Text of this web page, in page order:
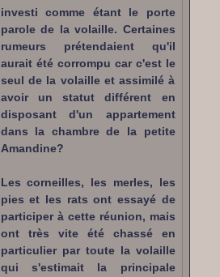
investi comme étant le porte
parole de la volaille. Certaines
rumeurs prétendaient qu'il
aurait été corrompu car c'est le
seul de la volaille et assimilé à
avoir un statut différent en
disposant d'un appartement
dans la chambre de la petite
Amandine?
Les corneilles, les merles, les
pies et les rats ont essayé de
participer à cette réunion, mais
ont très vite été chassé en
particulier par toute la volaille
qui s'estimait la principale